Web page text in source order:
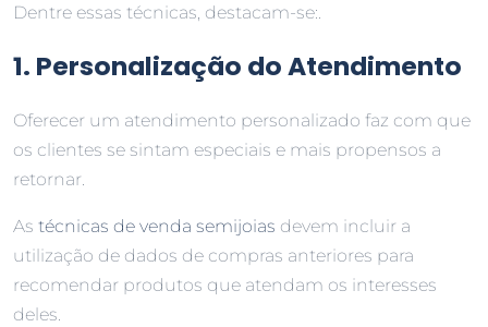
Dentre essas técnicas, destacam-se:.
1. Personalização do Atendimento
Oferecer um atendimento personalizado faz com que
os clientes se sintam especiais e mais propensos a
retornar.
As técnicas de venda semijoias devem incluir a
utilização de dados de compras anteriores para
recomendar produtos que atendam os interesses
deles.